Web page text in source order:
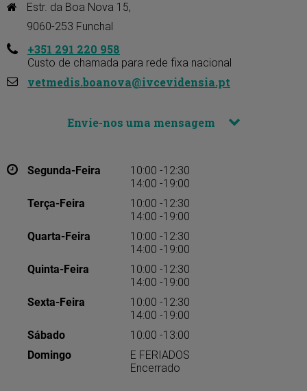
Estr. da Boa Nova 15,
9060-253 Funchal
+351 291 220 958
Custo de chamada para rede fixa nacional
vetmedis.boanova@ivcevidensia.pt
Envie-nos uma mensagem
Segunda-Feira
10:00 -12:30
14:00 -19:00
Terça-Feira
10:00 -12:30
14:00 -19:00
Quarta-Feira
10:00 -12:30
14:00 -19:00
Quinta-Feira
10:00 -12:30
14:00 -19:00
Sexta-Feira
10:00 -12:30
14:00 -19:00
Sábado
10:00 -13:00
Domingo
E FERIADOS
Encerrado